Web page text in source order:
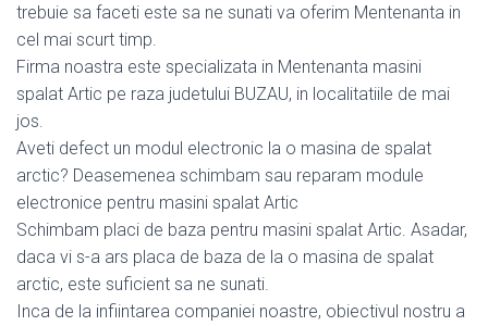
trebuie sa faceti este sa ne sunati va oferim Mentenanta in
cel mai scurt timp.
Firma noastra este specializata in Mentenanta masini
spalat Artic pe raza judetului BUZAU, in localitatiile de mai
jos.
Aveti defect un modul electronic la o masina de spalat
arctic? Deasemenea schimbam sau reparam module
electronice pentru masini spalat Artic
Schimbam placi de baza pentru masini spalat Artic. Asadar,
daca vi s-a ars placa de baza de la o masina de spalat
arctic, este suficient sa ne sunati.
Inca de la infiintarea companiei noastre, obiectivul nostru a